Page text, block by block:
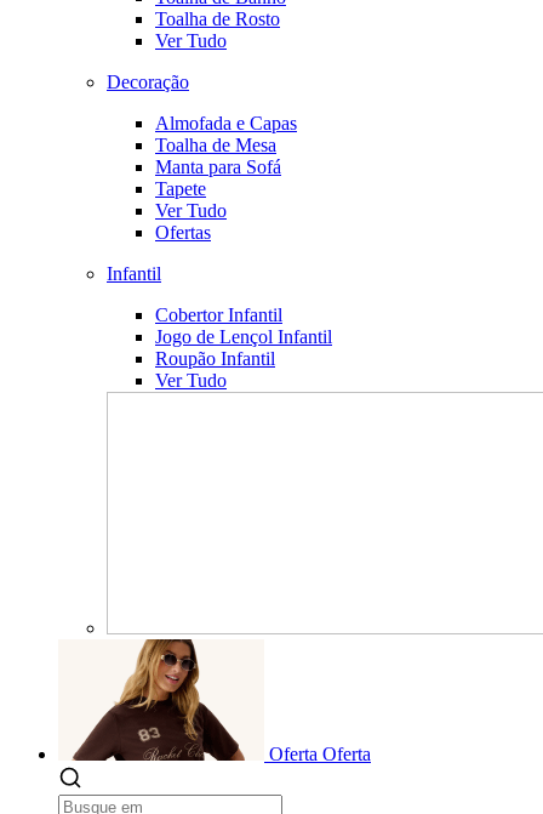
Toalha de Rosto
Ver Tudo
Decoração
Almofada e Capas
Toalha de Mesa
Manta para Sofá
Tapete
Ver Tudo
Ofertas
Infantil
Cobertor Infantil
Jogo de Lençol Infantil
Roupão Infantil
Ver Tudo
Oferta Oferta